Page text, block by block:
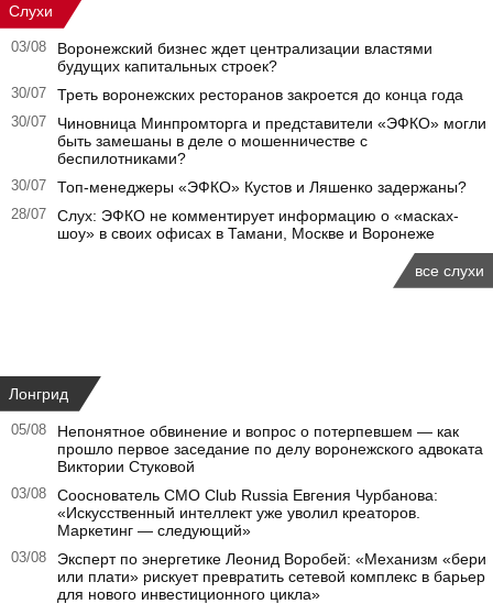
Слухи
03/08
Воронежский бизнес ждет централизации властями
будущих капитальных строек?
30/07 Треть воронежских ресторанов закроется до конца года
30/07
Чиновница Минпромторга и представители «ЭФКО» могли
быть замешаны в деле о мошенничестве с
беспилотниками?
30/07 Топ-менеджеры «ЭФКО» Кустов и Ляшенко задержаны?
28/07
Слух: ЭФКО не комментирует информацию о «масках-
шоу» в своих офисах в Тамани, Москве и Воронеже
все слухи
Лонгрид
05/08
Непонятное обвинение и вопрос о потерпевшем — как
прошло первое заседание по делу воронежского адвоката
Виктории Стуковой
03/08
Сооснователь CMO Club Russia Евгения Чурбанова:
«Искусственный интеллект уже уволил креаторов.
Маркетинг — следующий»
03/08
Эксперт по энергетике Леонид Воробей: «Механизм «бери
или плати» рискует превратить сетевой комплекс в барьер
для нового инвестиционного цикла»